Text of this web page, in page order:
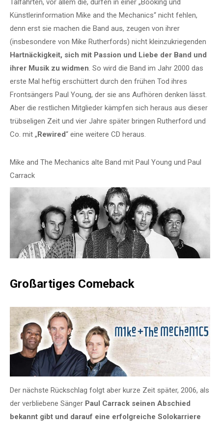
Talfahrten, vor allem die, dürfen in einer „Booking und
Künstlerinformation Mike and the Mechanics“ nicht fehlen,
denn erst sie machen die Band aus, zeugen von ihrer
(insbesondere von Mike Rutherfords) nicht kleinzukriegenden
Hartnäckigkeit, sich mit Passion und Liebe der Band und
ihrer Musik zu widmen. So wird die Band im Jahr 2000 das
erste Mal heftig erschüttert durch den frühen Tod ihres
Frontsängers Paul Young, der sie ans Aufhören denken lässt.
Aber die restlichen Mitglieder kämpfen sich heraus aus dieser
trübseligen Zeit und vier Jahre später bringen Rutherford und
Co. mit „Rewired“ eine weitere CD heraus.
Mike and The Mechanics alte Band mit Paul Young und Paul
Carrack
Großartiges Comeback
Der nächste Rückschlag folgt aber kurze Zeit später, 2006, als
der verbliebene Sänger Paul Carrack seinen Abschied
bekannt gibt und darauf eine erfolgreiche Solokarriere